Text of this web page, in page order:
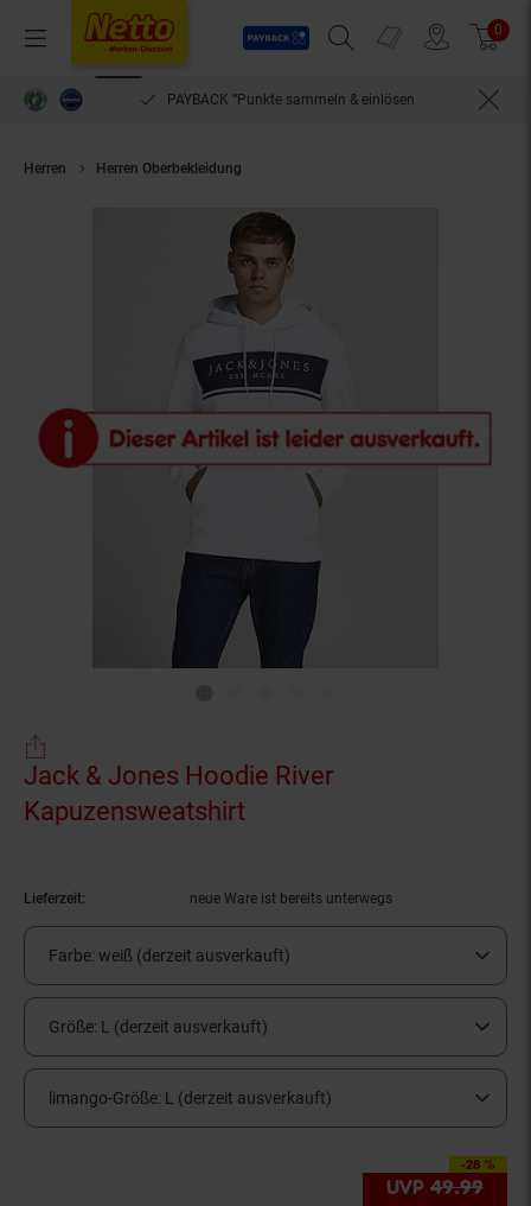
Menü
Payback
Suchfeld einblenden
Prospekte 0
PAYBACK °Punkte sammeln & einlösen
Herren Herren Oberbekleidung
Jack & Jones Hoodie River
Kapuzensweatshirt
Lieferzeit: neue Ware ist bereits unterwegs
Farbe: weiß (derzeit ausverkauft)
Größe: L (derzeit ausverkauft)
limango-Größe: L (derzeit ausverkauft)
-28 %
Sie Sparen 28
UVP 49.99